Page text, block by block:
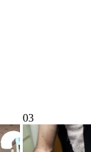
03